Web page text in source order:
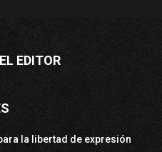
EDITOR
la libertad de expresión